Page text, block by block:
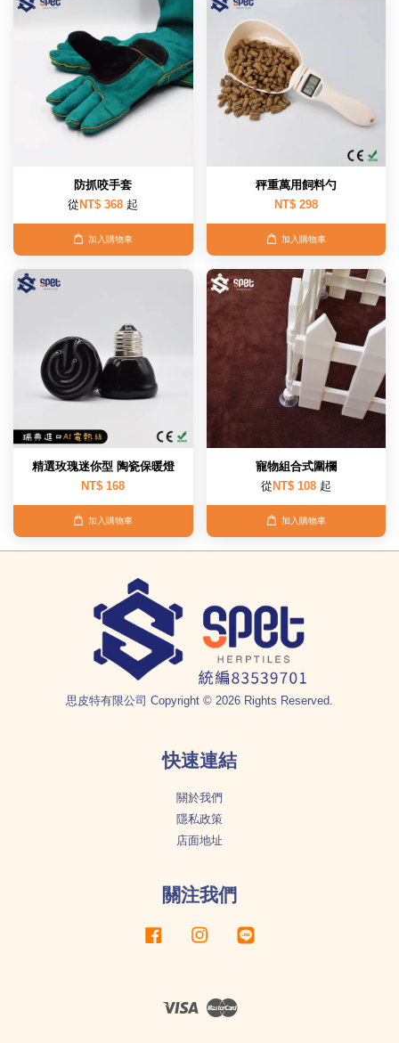
防抓咬手套
從 NT$ 368 起
加入購物車
秤重萬用飼料勺
NT$ 298
加入購物車
精選玫瑰迷你型 陶瓷保暖燈
NT$ 168
加入購物車
寵物組合式圍欄
從 NT$ 108 起
加入購物車
思皮特有限公司 Copyright © 2026 Rights Reserved.
快速連結
關於我們
隱私政策
店面地址
關注我們
Facebook Instagram
Visa Master